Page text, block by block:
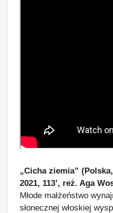
„Cicha ziemia”
2021, 113’, reż. Aga
Młode małżeństwo
słonecznej włoskiej